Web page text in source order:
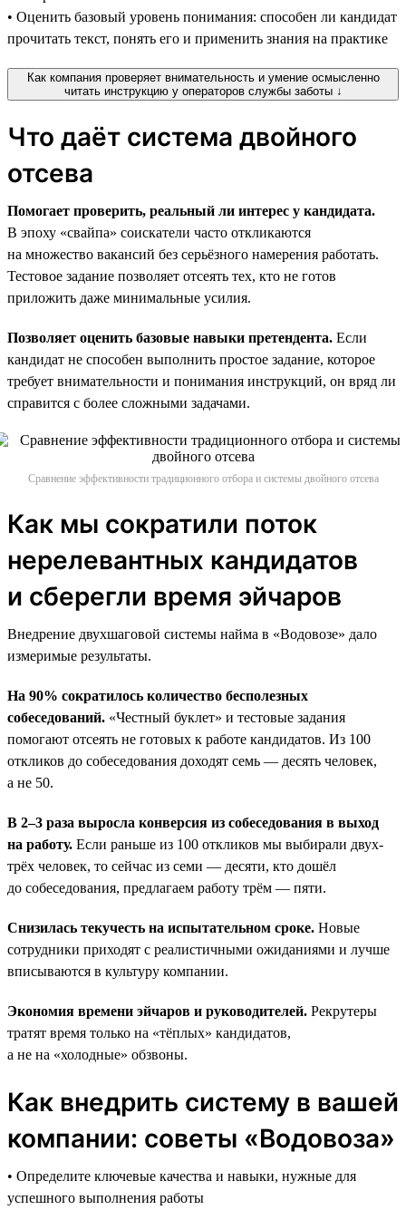
• Оценить базовый уровень понимания: способен ли кандидат
прочитать текст, понять его и применить знания на практике
Как компания проверяет внимательность и умение осмысленно
читать инструкцию у операторов службы заботы ↓
Что даёт система двойного
отсева
Помогает проверить, реальный ли интерес у кандидата.
В эпоху «свайпа» соискатели часто откликаются
на множество вакансий без серьёзного намерения работать.
Тестовое задание позволяет отсеять тех, кто не готов
приложить даже минимальные усилия.
Позволяет оценить базовые навыки претендента. Если
кандидат не способен выполнить простое задание, которое
требует внимательности и понимания инструкций, он вряд ли
справится с более сложными задачами.
Сравнение эффективности традиционного отбора и системы двойного отсева
Как мы сократили поток
нерелевантных кандидатов
и сберегли время эйчаров
Внедрение двухшаговой системы найма в «Водовозе» дало
измеримые результаты.
На 90% сократилось количество бесполезных
собеседований. «Честный буклет» и тестовые задания
помогают отсеять не готовых к работе кандидатов. Из 100
откликов до собеседования доходят семь — десять человек,
а не 50.
В 2–3 раза выросла конверсия из собеседования в выход
на работу. Если раньше из 100 откликов мы выбирали двух-
трёх человек, то сейчас из семи — десяти, кто дошёл
до собеседования, предлагаем работу трём — пяти.
Снизилась текучесть на испытательном сроке. Новые
сотрудники приходят с реалистичными ожиданиями и лучше
вписываются в культуру компании.
Экономия времени эйчаров и руководителей. Рекрутеры
тратят время только на «тёплых» кандидатов,
а не на «холодные» обзвоны.
Как внедрить систему в вашей
компании: советы «Водовоза»
• Определите ключевые качества и навыки, нужные для
успешного выполнения работы